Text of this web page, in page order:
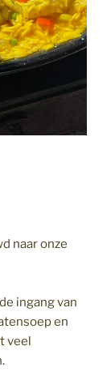
naar onze
ingang van
en
veel